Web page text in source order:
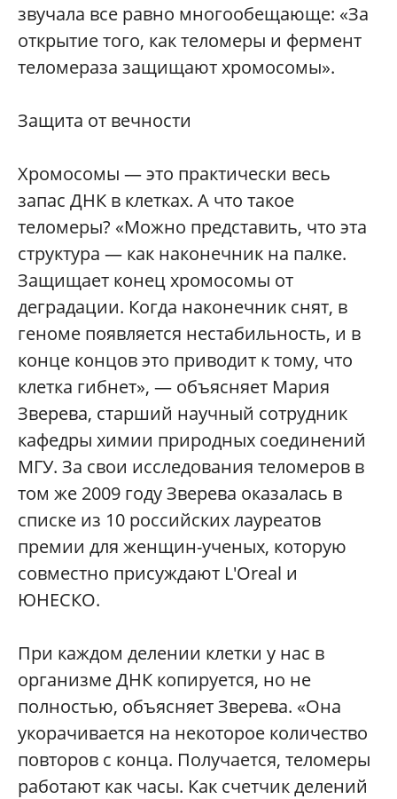
звучала все равно многообещающе: «За
открытие того, как теломеры и фермент
теломераза защищают хромосомы».
Защита от вечности
Хромосомы — это практически весь
запас ДНК в клетках. А что такое
теломеры? «Можно представить, что эта
структура — как наконечник на палке.
Защищает конец хромосомы от
деградации. Когда наконечник снят, в
геноме появляется нестабильность, и в
конце концов это приводит к тому, что
клетка гибнет», — объясняет Мария
Зверева, старший научный сотрудник
кафедры химии природных соединений
МГУ. За свои исследования теломеров в
том же 2009 году Зверева оказалась в
списке из 10 российских лауреатов
премии для женщин-ученых, которую
совместно присуждают L'Oreal и
ЮНЕСКО.
При каждом делении клетки у нас в
организме ДНК копируется, но не
полностью, объясняет Зверева. «Она
укорачивается на некоторое количество
повторов с конца. Получается, теломеры
работают как часы. Как счетчик делений